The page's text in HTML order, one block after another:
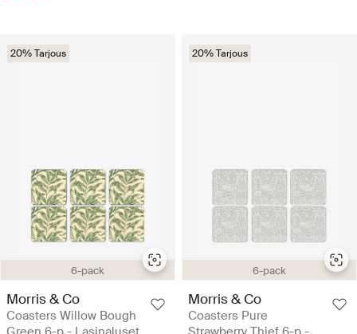
6-pack
20% Tarjous
Morris & Co
Coasters Willow Bough
6-pack
20% Tarjous
Morris & Co
Coasters Pure